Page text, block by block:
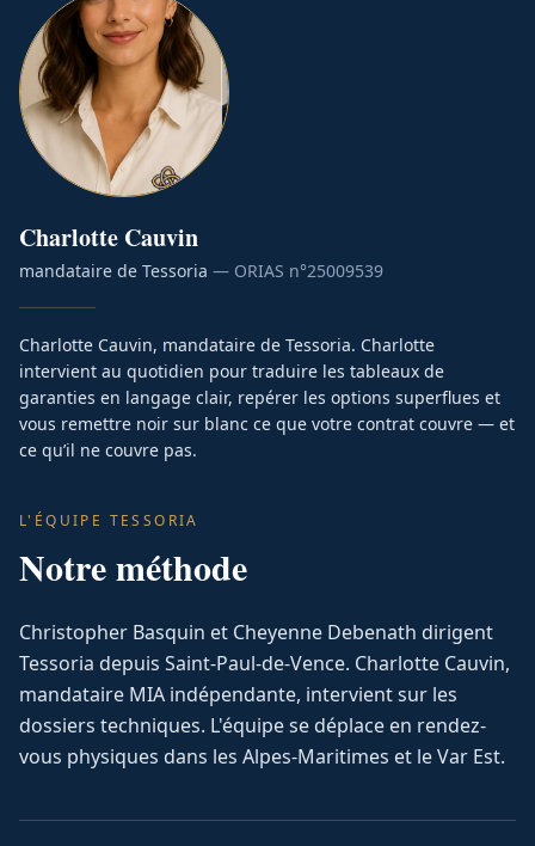
Charlotte Cauvin
mandataire de Tessoria — ORIAS n°25009539
Charlotte Cauvin, mandataire de Tessoria. Charlotte
intervient au quotidien pour traduire les tableaux de
garanties en langage clair, repérer les options superflues et
vous remettre noir sur blanc ce que votre contrat couvre — et
ce qu’il ne couvre pas.
L'ÉQUIPE TESSORIA
Notre méthode
Christopher Basquin et Cheyenne Debenath dirigent
Tessoria depuis Saint-Paul-de-Vence. Charlotte Cauvin,
mandataire MIA indépendante, intervient sur les
dossiers techniques. L'équipe se déplace en rendez-
vous physiques dans les Alpes-Maritimes et le Var Est.